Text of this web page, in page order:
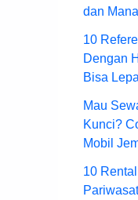
dan
10
Dengan
Bisa
Mau
Kunci?
Mobil
10